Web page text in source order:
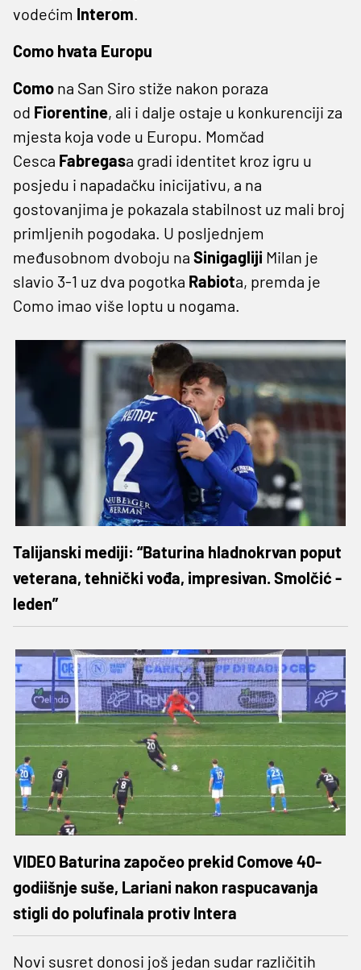
vodećim Interom.
Como hvata Europu
Como na San Siro stiže nakon poraza
od Fiorentine, ali i dalje ostaje u konkurenciji za
mjesta koja vode u Europu. Momčad
Cesca Fabregasa gradi identitet kroz igru u
posjedu i napadačku inicijativu, a na
gostovanjima je pokazala stabilnost uz mali broj
primljenih pogodaka. U posljednjem
međusobnom dvoboju na Sinigagliji Milan je
slavio 3-1 uz dva pogotka Rabiota, premda je
Como imao više loptu u nogama.
Talijanski mediji: “Baturina hladnokrvan poput
veterana, tehnički vođa, impresivan. Smolčić -
leden”
VIDEO Baturina započeo prekid Comove 40-
godiišnje suše, Lariani nakon raspucavanja
stigli do polufinala protiv Intera
Novi susret donosi još jedan sudar različitih